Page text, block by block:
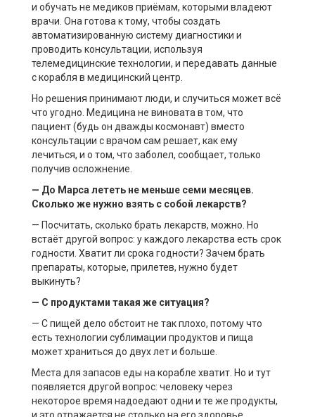
и обучать не медиков приёмам, которыми владеют
врачи. Она готова к тому, чтобы создать
автоматизированную систему диагностики и
проводить консультации, используя
телемедицинские технологии, и передавать данные
с корабля в медицинский центр.
Но решения принимают люди, и случиться может всё
что угодно. Медицина не виновата в том, что
пациент (будь он дважды космонавт) вместо
консультации с врачом сам решает, как ему
лечиться, и о том, что заболел, сообщает, только
получив осложнение.
— До Марса лететь не меньше семи месяцев.
Сколько же нужно взять с собой лекарств?
— Посчитать, сколько брать лекарств, можно. Но
встаёт другой вопрос: у каждого лекарства есть срок
годности. Хватит ли срока годности? Зачем брать
препараты, которые, прилетев, нужно будет
выкинуть?
— С продуктами такая же ситуация?
— С пищей дело обстоит не так плохо, потому что
есть технологии сублимации продуктов и пища
может храниться до двух лет и больше.
Места для запасов еды на корабле хватит. Но и тут
появляется другой вопрос: человеку через
некоторое время надоедают одни и те же продукты,